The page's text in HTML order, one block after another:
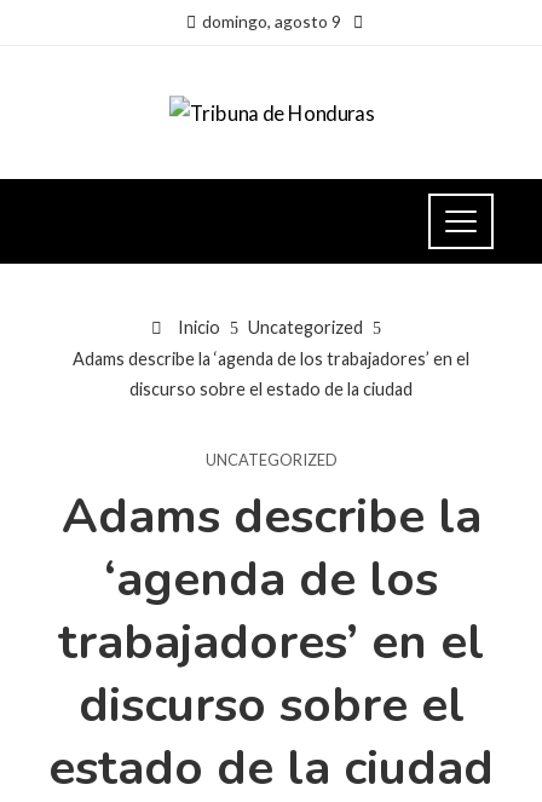
domingo, agosto 9
Inicio
Uncategorized
Adams describe la ‘agenda de los trabajadores’ en el
discurso sobre el estado de la ciudad
UNCATEGORIZED
Adams describe la
‘agenda de los
trabajadores’ en el
discurso sobre el
estado de la ciudad